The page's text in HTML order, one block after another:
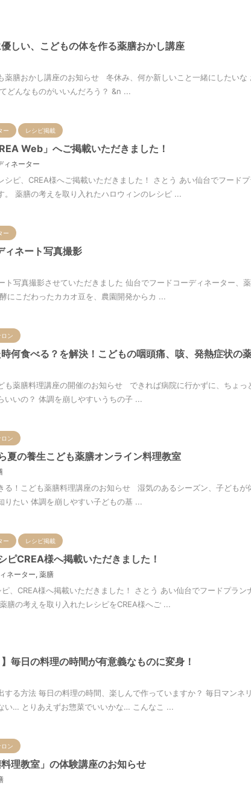
優しい、こどもの体を作る薬膳おかし講座
薬膳おかし講座のお知らせ 冬休み、何か新しいこと一緒にしたいな
どんなものがいいんだろう？ &n ...
ー レシピ掲載
Web」へご掲載いただきました！
ィネーター
シピ、CREA様へご掲載いただきました！ さとう あい仙台でフード
薬膳の考えを取り入れたハロウィンのレシピ ...
ー
ネート写真撮影
写真撮影させていただきました 仙台でフードコーディネーター、薬
にこだわったカカオ豆を、農園開発からカ ...
ン
何食べる？を解決！こどもの咽頭痛、咳、発熱症状の
も薬膳料理講座の開催のお知らせ できれば病院に行かずに、ちょ
いいの？ 体調を崩しやすいうちの子 ...
ン
夏の養生こども薬膳オンライン料理教室
る！こども薬膳料理講座のお知らせ 湿気のあるシーズン、子どもが
りたい 体調を崩しやすい子どもの基 ...
ー レシピ掲載
ピCREA様へ掲載いただきました！
ネーター, 薬膳
、CREA様へ掲載いただきました！ さとう あい仙台でフードプラ
膳の考えを取り入れたレシピをCREA様へご ...
毎日の料理の時間が有意義なものに変身！
する方法 毎日の料理の時間、楽しんで作っていますか？ 毎日マンネ
い… とりあえずお惣菜でいいかな… こんなこ ...
ン
理教室」の体験講座のお知らせ